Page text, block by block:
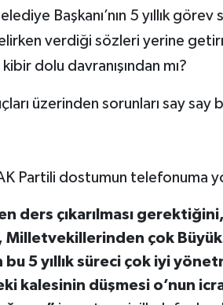
Başkanı’nın 5 yıllık
verdiği sözleri yerine
dolu davranışından mı?
üzerinden sorunları say
Partili dostumun telefonuma
ders çıkarılması
Milletvekillerinden çok
bu 5 yıllık süreci çok iyi
kalesinin düşmesi o’nun